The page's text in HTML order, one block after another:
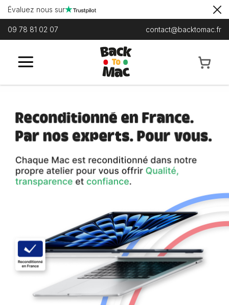
Évaluez nous sur
09 78 81 02 07 contact@backtomac.fr